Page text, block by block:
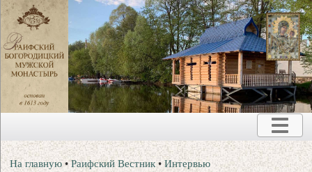
На главную •Раифский Вестник •Интервью